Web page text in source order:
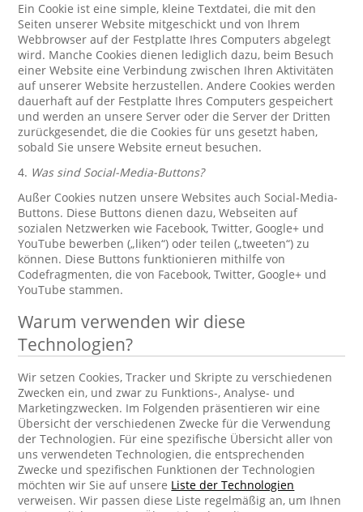
Ein Cookie ist eine simple, kleine Textdatei, die mit den
Seiten unserer Website mitgeschickt und von Ihrem
Webbrowser auf der Festplatte Ihres Computers abgelegt
wird. Manche Cookies dienen lediglich dazu, beim Besuch
einer Website eine Verbindung zwischen Ihren Aktivitäten
auf unserer Website herzustellen. Andere Cookies werden
dauerhaft auf der Festplatte Ihres Computers gespeichert
und werden an unsere Server oder die Server der Dritten
zurückgesendet, die die Cookies für uns gesetzt haben,
sobald Sie unsere Website erneut besuchen.
4. Was sind Social-Media-Buttons?
Außer Cookies nutzen unsere Websites auch Social-Media-
Buttons. Diese Buttons dienen dazu, Webseiten auf
sozialen Netzwerken wie Facebook, Twitter, Google+ und
YouTube bewerben („liken“) oder teilen („tweeten“) zu
können. Diese Buttons funktionieren mithilfe von
Codefragmenten, die von Facebook, Twitter, Google+ und
YouTube stammen.
Warum verwenden wir diese
Technologien?
Wir setzen Cookies, Tracker und Skripte zu verschiedenen
Zwecken ein, und zwar zu Funktions-, Analyse- und
Marketingzwecken. Im Folgenden präsentieren wir eine
Übersicht der verschiedenen Zwecke für die Verwendung
der Technologien. Für eine spezifische Übersicht aller von
uns verwendeten Technologien, die entsprechenden
Zwecke und spezifischen Funktionen der Technologien
möchten wir Sie auf unsere Liste der Technologien
verweisen. Wir passen diese Liste regelmäßig an, um Ihnen